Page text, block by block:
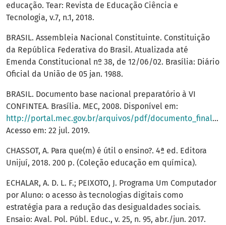
educação. Tear: Revista de Educação Ciência e
Tecnologia, v.7, n.1, 2018.
BRASIL. Assembleia Nacional Constituinte. Constituição
da República Federativa do Brasil. Atualizada até
Emenda Constitucional nº 38, de 12/06/02. Brasília: Diário
Oficial da União de 05 jan. 1988.
BRASIL. Documento base nacional preparatório à VI
CONFINTEA. Brasília. MEC, 2008. Disponível em:
http://portal.mec.gov.br/arquivos/pdf/documento_final.pdf
Acesso em: 22 jul. 2019.
CHASSOT, A. Para que(m) é útil o ensino?. 4ª ed. Editora
Unijuí, 2018. 200 p. (Coleção educação em química).
ECHALAR, A. D. L. F.; PEIXOTO, J. Programa Um Computador
por Aluno: o acesso às tecnologias digitais como
estratégia para a redução das desigualdades sociais.
Ensaio: Aval. Pol. Públ. Educ., v. 25, n. 95, abr./jun. 2017.